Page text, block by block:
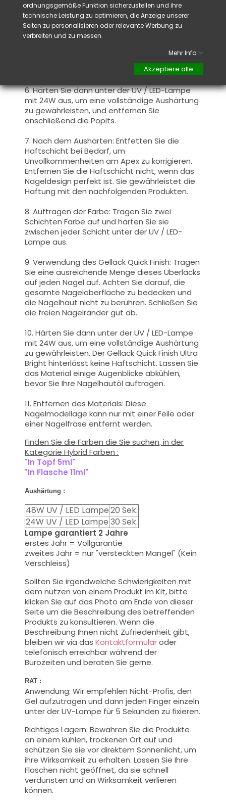
Nagel mit dem Primer, der Basisschicht oder
dem UV-Gel zu gewährleisten.
5. Abschluss: Entfernen Sie überschüssiges
Material am Rand des Popits und unter dem
6. Härten Sie dann unter der UV / LED-Lampe
mit 24W aus, um eine vollständige Aushärtung
zu gewährleisten, und entfernen Sie
anschließend die Popits.
7. Nach dem Aushärten: Entfetten Sie die
Haftschicht bei Bedarf, um
Unvollkommenheiten am Apex zu korrigieren.
Entfernen Sie die Haftschicht nicht, wenn das
Nageldesign perfekt ist. Sie gewährleistet die
Haftung mit den nachfolgenden Produkten.
8. Auftragen der Farbe: Tragen Sie zwei
Schichten Farbe auf und härten Sie sie
zwischen jeder Schicht unter der UV / LED-
Lampe aus.
9. Verwendung des Gellack Quick Finish: Tragen
Sie eine ausreichende Menge dieses Überlacks
auf jeden Nagel auf. Achten Sie darauf, die
gesamte Nageloberfläche zu bedecken und
die Nagelhaut nicht zu berühren. Schließen Sie
die freien Nagelränder gut ab.
10. Härten Sie dann unter der UV / LED-Lampe
mit 24W aus, um eine vollständige Aushärtung
zu gewährleisten. Der Gellack Quick Finish Ultra
Bright hinterlässt keine Haftschicht. Lassen Sie
das Material einige Augenblicke abkühlen,
bevor Sie Ihre Nagelhautöl auftragen.
11. Entfernen des Materials: Diese
Nagelmodellage kann nur mit einer Feile oder
einer Nagelfräse entfernt werden.
Finden Sie die Farben die Sie suchen, in der
Kategorie Hybrid Farben :
"In Topf 5ml"
"In Flasche 11ml"
Aushärtung :
48W UV / LED Lampe20 Sek.
24W UV / LED Lampe 30 Sek.
Lampe garantiert 2 Jahre
erstes Jahr = Vollgarantie
zweites Jahr = nur "versteckten Mangel" (Kein
Verschleiss)
Sollten Sie irgendwelche Schwierigkeiten mit
dem nutzen von einem Produkt im Kit, bitte
klicken Sie auf das Photo am Ende von dieser
Seite um dieBeschreibung des betreffenden
Produkts zu konsultieren.Wenn die
Beschreibung Ihnen nicht Zufriedenheit gibt,
bleiben wirvia dasKontaktformularoder
telefonisch erreichbar während der
Bürozeiten und beraten Sie gerne.
RAT :
Anwendung:Wir empfehlen Nicht-Profis, den
Gel aufzutragen und dann jeden Finger einzeln
unter der UV-Lampe für 5 Sekunden zu fixieren.
Richtiges Lagern: Bewahren Sie die Produkte
an einem kühlen, trockenen Ort auf und
schützen Sie sie vor direktem Sonnenlicht, um
ihre Wirksamkeit zu erhalten. Lassen Sie Ihre
Flaschen nicht geöffnet, da sie schnell
verdunsten und an Wirksamkeit verlieren
können.
ordnungsgemäße Funktion sicherzustellen und ihre
technische Leistung zu optimieren, die Anzeige unserer
Seiten zu personalisieren oder relevante Werbung zu
verbreiten und zu messen.
Mehr Info
Akzeptiere alle